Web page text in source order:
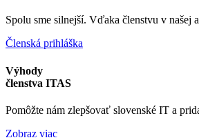
Spolu sme silnejší. Vďaka členstvu v našej
Členská prihláška
Výhody
členstva ITAS
Pomôžte nám zlepšovať slovenské IT a
Zobraz viac